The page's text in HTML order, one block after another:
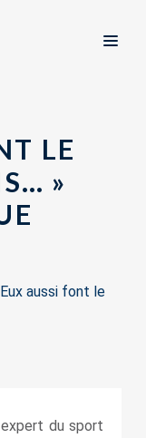
LE
»
Eux aussi font le
du sport